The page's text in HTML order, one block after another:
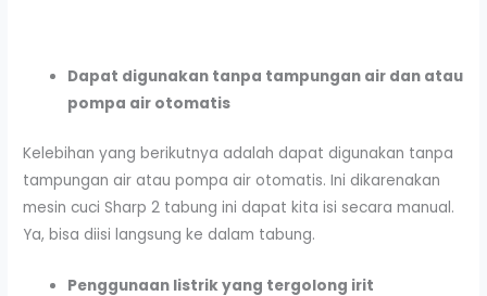
Dapat digunakan tanpa tampungan air dan atau
pompa air otomatis
Kelebihan yang berikutnya adalah dapat digunakan tanpa
tampungan air atau pompa air otomatis. Ini dikarenakan
mesin cuci Sharp 2 tabung ini dapat kita isi secara manual.
Ya, bisa diisi langsung ke dalam tabung.
Penggunaan listrik yang tergolong irit